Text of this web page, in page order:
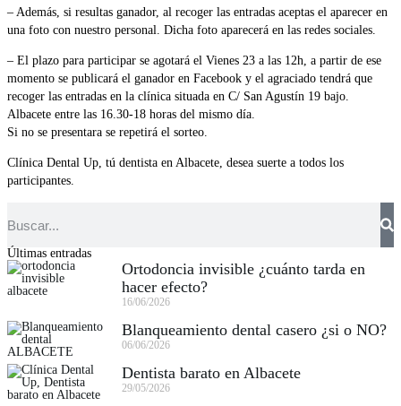
– Además, si resultas ganador, al recoger las entradas aceptas el aparecer en
una foto con nuestro personal. Dicha foto aparecerá en las redes sociales.
– El plazo para participar se agotará el Vienes 23 a las 12h, a partir de ese
momento se publicará el ganador en Facebook y el agraciado tendrá que
recoger las entradas en la clínica situada en C/ San Agustín 19 bajo.
Albacete entre las 16.30-18 horas del mismo día.
Si no se presentara se repetirá el sorteo.
Clínica Dental Up, tú dentista en Albacete, desea suerte a todos los
participantes.
Últimas entradas
Ortodoncia invisible ¿cuánto tarda en
hacer efecto?
16/06/2026
Blanqueamiento dental casero ¿si o NO?
06/06/2026
Dentista barato en Albacete
29/05/2026